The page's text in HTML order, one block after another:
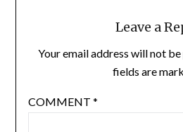
Leave a
Your email address will not
fields are
COMMENT *